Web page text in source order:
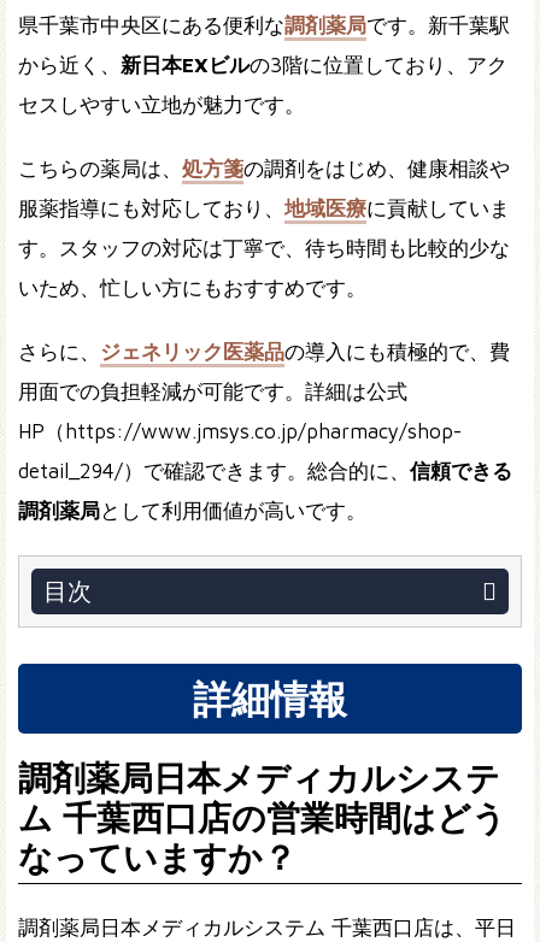
県千葉市中央区にある便利な調剤薬局です。新千葉駅
から近く、 新日本EXビルの3階に位置しており、アク
セスしやすい立地が魅力です。
こちらの薬局は、 処方箋の調剤をはじめ、健康相談や
服薬指導にも対応しており、 地域医療に貢献していま
す。スタッフの対応は丁寧で、待ち時間も比較的少な
いため、忙しい方にもおすすめです。
さらに、 ジェネリック医薬品の導入にも積極的で、費
用面での負担軽減が可能です。詳細は公式
HP（https://www.jmsys.co.jp/pharmacy/shop-
detail_294/）で確認できます。総合的に、 信頼できる
調剤薬局として利用価値が高いです。
目次
詳細情報
調剤薬局日本メディカルシステ
ム 千葉西口店の営業時間はどう
なっていますか？
調剤薬局日本メディカルシステム 千葉西口店は、平日